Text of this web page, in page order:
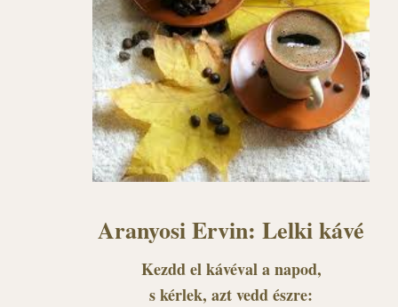
Aranyosi Ervin: Lelki kávé
Kezdd el kávéval a napod,
s kérlek, azt vedd észre: